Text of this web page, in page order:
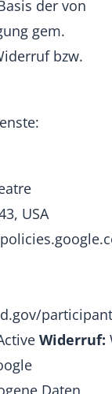
der von
gem.
bzw.
USA
Widerruf: